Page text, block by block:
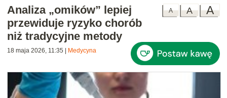
A
A
A
Analiza „omików” lepiej
przewiduje ryzyko chorób
niż tradycyjne metody
18 maja 2026, 11:35 Medycyna